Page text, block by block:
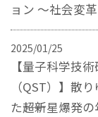
ョン ～社会変
2025/01/25
【量子科学技
（QST）】散
た――超新星爆発